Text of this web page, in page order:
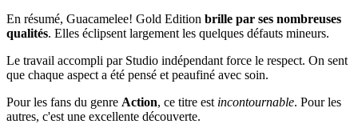
En résumé, Guacamelee! Gold Edition brille par ses nombreuses
qualités. Elles éclipsent largement les quelques défauts mineurs.
Le travail accompli par Studio indépendant force le respect. On sent
que chaque aspect a été pensé et peaufiné avec soin.
Pour les fans du genre Action, ce titre est incontournable. Pour les
autres, c'est une excellente découverte.